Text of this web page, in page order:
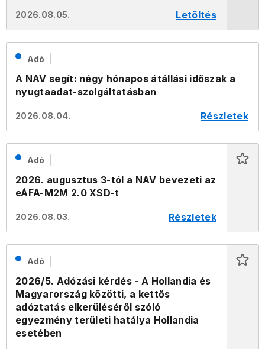
2026.08.05. Letöltés
Adó
A NAV segít: négy hónapos átállási időszak a
nyugtaadat-szolgáltatásban
2026.08.04. Részletek
Adó
2026. augusztus 3-tól a NAV bevezeti az
eÁFA-M2M 2.0 XSD-t
2026.08.03. Részletek
Adó
2026/5. Adózási kérdés - A Hollandia és
Magyarország közötti, a kettős
adóztatás elkerüléséről szóló
egyezmény területi hatálya Hollandia
esetében